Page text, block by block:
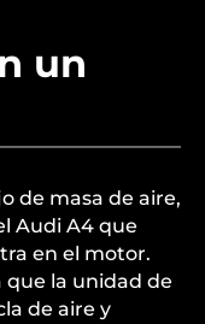
un
de masa de aire,
Audi A4 que
en el motor.
que la unidad de
de aire y